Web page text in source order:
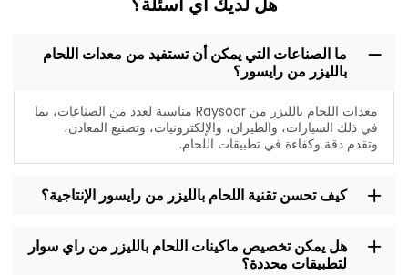
ما الصناعات التي يمكن أن تستفيد من معدات اللحام
بالليزر من رايسور؟
معدات اللحام بالليزر من Raysoar مناسبة لعدد من الصناعات، بما
في ذلك السيارات، والطيران، والإلكترونيات، وتصنيع المعادن،
وتقدم دقة وكفاءة في تطبيقات اللحام.
كيف تحسن تقنية اللحام بالليزر من رايسور الإنتاجية؟
هل يمكن تخصيص ماكينات اللحام بالليزر من راي سوار
لتطبيقات محددة؟